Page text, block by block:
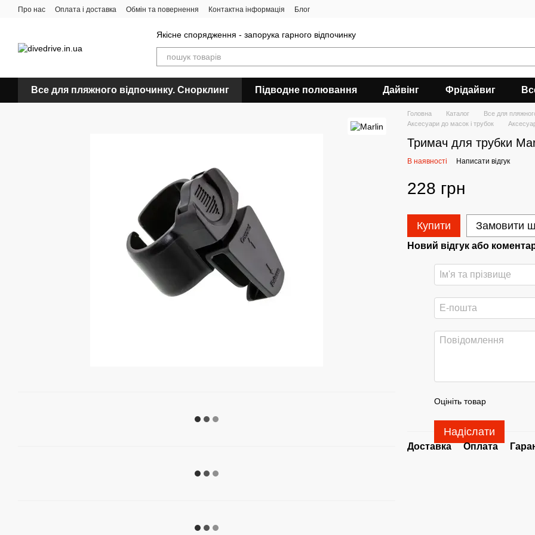
Перейти до основного контенту
Про нас Оплата і доставка Обмін та повернення Контактна інформація Блог
Якісне спорядження - запорука гарного відпочинку
Все для пляжного відпочинку. Снорклинг Підводне полювання Дайвінг Фрідайвиг
Головна Каталог Все для
Аксесуари до масок і трубок
Тримач для трубки
В наявності Написати відгук
228 грн
Купити Замовити
Новий відгук або
Оцініть товар
Надіслати
Доставка Оплата